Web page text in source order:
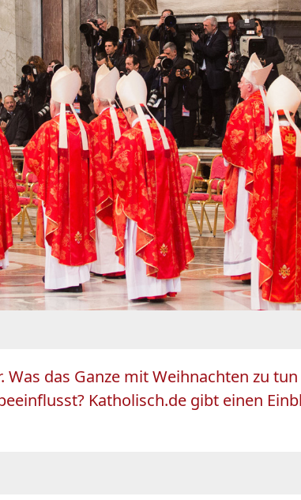
Was das Ganze mit Weihnachten zu
Katholisch.de gibt einen